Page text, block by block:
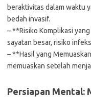
beraktivitas dalam waktu
bedah invasif.
– **Risiko Komplikasi
sayatan besar, risiko
– **Hasil yang
memuaskan setelah
Persiapan Mental: